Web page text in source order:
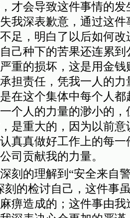
才会导致这件事情的
我深表歉意，通过这
足，明白了以后如何
己种下的苦果还连累
重的损坏，这是用金
担责任，凭我一人的
在这个集体中每个人
个人的力量的渺小的
是重大的，因为以前
真真做好工作上的每
司贡献我的力量。
刻的理解到“安全来自
刻的检讨自己，这件事
痹造成的；这件事由